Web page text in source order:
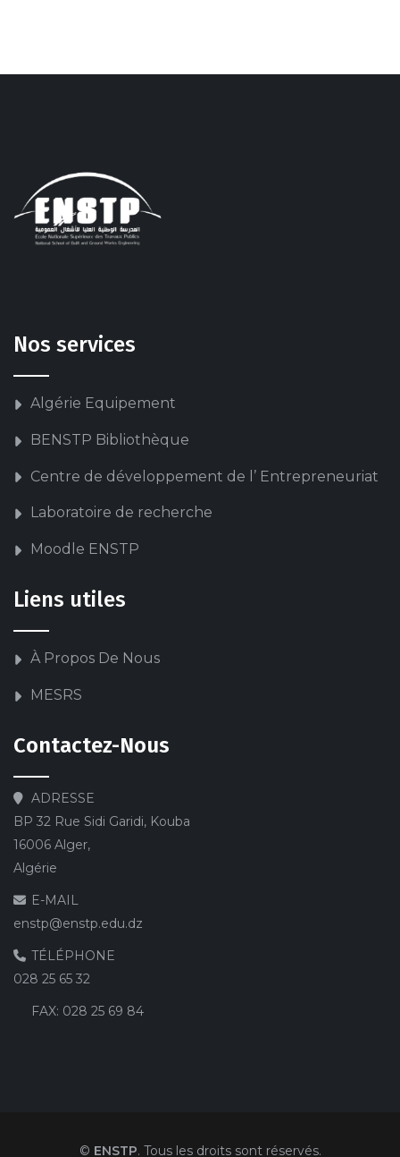
Nos services
Algérie Equipement
BENSTP Bibliothèque
Centre de développement de l’ Entrepreneuriat
Laboratoire de recherche
Moodle ENSTP
Liens utiles
À Propos De Nous
MESRS
Contactez-Nous
ADRESSE
BP 32 Rue Sidi Garidi, Kouba
16006 Alger,
Algérie
E-MAIL
enstp@enstp.edu.dz
TÉLÉPHONE
028 25 65 32
FAX: 028 25 69 84
© ENSTP. Tous les droits sont réservés.